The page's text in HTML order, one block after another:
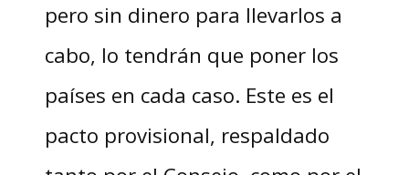
pero sin dinero para llevarlos a
cabo, lo tendrán que poner los
países en cada caso. Este es el
pacto provisional, respaldado